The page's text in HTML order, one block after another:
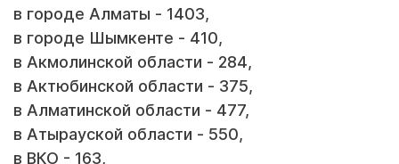
в городе Алматы - 1403,
в городе Шымкенте - 410,
в Акмолинской области - 284,
в Актюбинской области - 375,
в Алматинской области - 477,
в Атырауской области - 550,
в ВКО - 163,